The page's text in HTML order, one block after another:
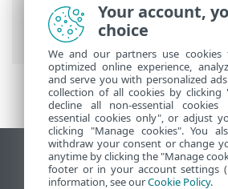
使用 ESET PROTECT 虚拟设备
PROTECT VA 管理控制台
查看桌面站点
End of Life
Your account,
choice
We and our partners use
optimized online experience,
and serve you with personalized
collection of all cookies by clicking
decline all non-essential cookies
essential cookies only", or adjust
clicking "Manage cookies". You
withdraw your consent or change
anytime by clicking the "Manage
footer or in your account settings
information, see ourCookie Policy.